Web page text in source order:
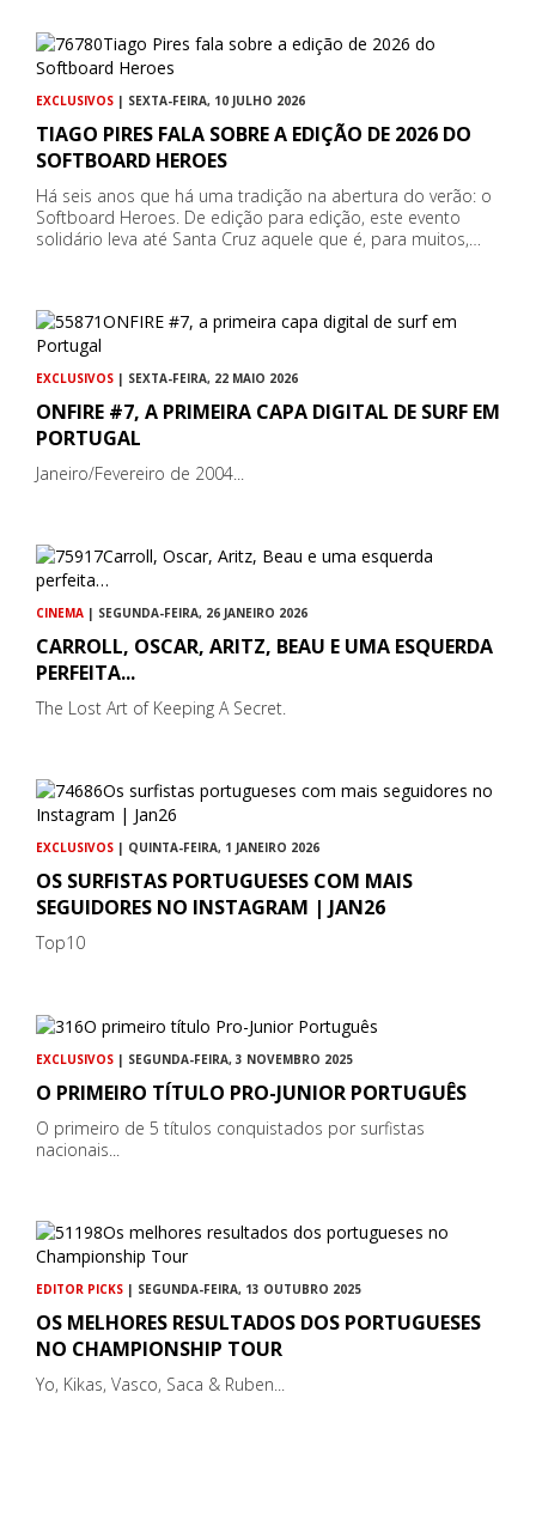
EXCLUSIVOS | SEXTA-FEIRA, 10 JULHO 2026
TIAGO PIRES FALA SOBRE A EDIÇÃO DE 2026 DO
SOFTBOARD HEROES
Há seis anos que há uma tradição na abertura do verão: o
Softboard Heroes. De edição para edição, este evento
solidário leva até Santa Cruz aquele que é, para muitos,…
EXCLUSIVOS | SEXTA-FEIRA, 22 MAIO 2026
ONFIRE #7, A PRIMEIRA CAPA DIGITAL DE SURF EM
PORTUGAL
Janeiro/Fevereiro de 2004...
CINEMA | SEGUNDA-FEIRA, 26 JANEIRO 2026
CARROLL, OSCAR, ARITZ, BEAU E UMA ESQUERDA
PERFEITA...
The Lost Art of Keeping A Secret.
EXCLUSIVOS | QUINTA-FEIRA, 1 JANEIRO 2026
OS SURFISTAS PORTUGUESES COM MAIS
SEGUIDORES NO INSTAGRAM | JAN26
Top10
EXCLUSIVOS | SEGUNDA-FEIRA, 3 NOVEMBRO 2025
O PRIMEIRO TÍTULO PRO-JUNIOR PORTUGUÊS
O primeiro de 5 títulos conquistados por surfistas
nacionais...
EDITOR PICKS | SEGUNDA-FEIRA, 13 OUTUBRO 2025
OS MELHORES RESULTADOS DOS PORTUGUESES
NO CHAMPIONSHIP TOUR
Yo, Kikas, Vasco, Saca & Ruben...